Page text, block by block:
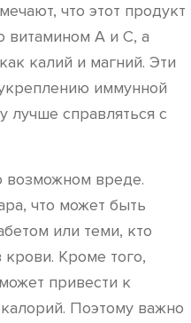
что этот продукт
витамином А и С, а
калий и магний. Эти
иммунной
лучше справляться с
возможном вреде.
что может быть
или теми, кто
крови. Кроме того,
привести к
Поэтому важно